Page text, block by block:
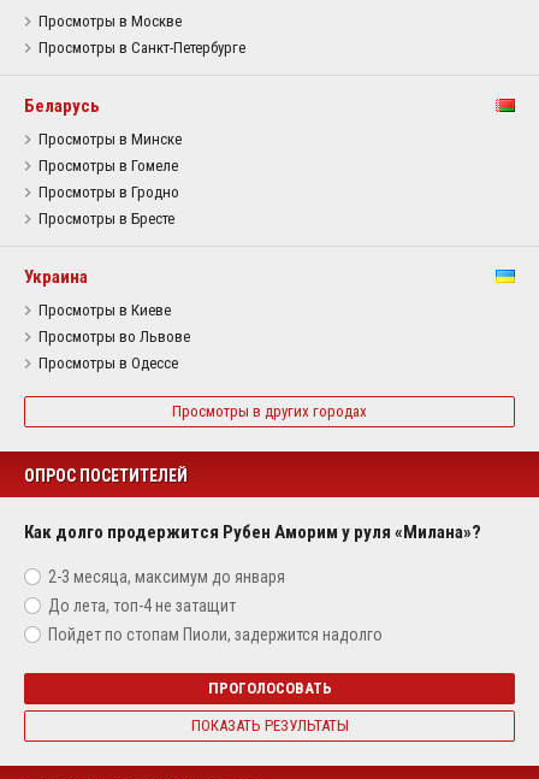
Просмотры в Москве
Просмотры в Санкт-Петербурге
Беларусь
Просмотры в Минске
Просмотры в Гомеле
Просмотры в Гродно
Просмотры в Бресте
Украина
Просмотры в Киеве
Просмотры во Львове
Просмотры в Одессе
Просмотры в других городах
ОПРОС ПОСЕТИТЕЛЕЙ
Как долго продержится Рубен Аморим у руля «Милана»?
2-3 месяца, максимум до января
До лета, топ-4 не затащит
Пойдет по стопам Пиоли, задержится надолго
ПРОГОЛОСОВАТЬ
ПОКАЗАТЬ РЕЗУЛЬТАТЫ